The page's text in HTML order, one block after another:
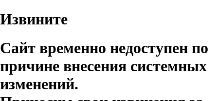
Извините
Сайт временно недоступен по
причине внесения системных
изменений.